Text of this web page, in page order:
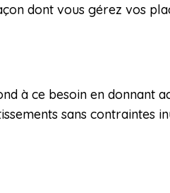
dont vous gérez vos
à ce besoin en donnant
sans contraintes